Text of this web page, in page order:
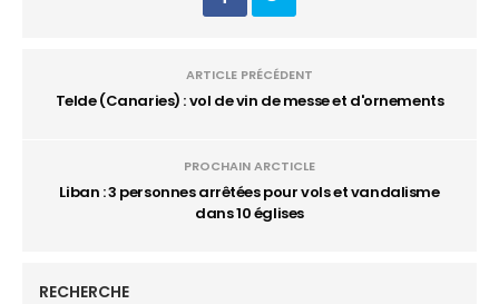
ARTICLE PRÉCÉDENT
Telde (Canaries) : vol de vin de messe et d'ornements
PROCHAIN ARCTICLE
Liban : 3 personnes arrêtées pour vols et vandalisme
dans 10 églises
RECHERCHE